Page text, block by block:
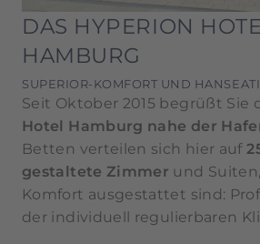
DAS HYPERION
HAMBURG
SUPERIOR-KOMFORT UND
Seit Oktober 2015 begrüßt Sie
Hotel Hamburg nahe der
Betten verteilen sich hier auf
gestaltete Zimmer und
Komfort ausgestattet sind:
der individuell regulierbaren